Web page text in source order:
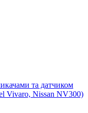
та датчиком
Vivaro, Nissan NV300)